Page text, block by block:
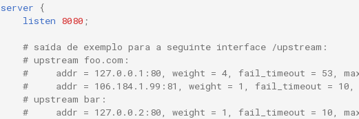
server
{
listen 8080 ;
# saída de exemplo para a seguinte interface /upstream:
# upstream foo.com:
#     addr = 127.0.0.1:80, weight = 4, fail_timeout = 53,
#     addr = 106.184.1.99:81, weight = 1, fail_timeout = 10,
# upstream bar:
#     addr = 127.0.0.2:80, weight = 1, fail_timeout = 10,